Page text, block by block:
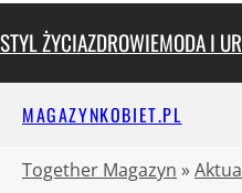
STYL ŻYCIAZDROWIEMODA I
MAGAZYNKOBIET.PL
Together Magazyn »